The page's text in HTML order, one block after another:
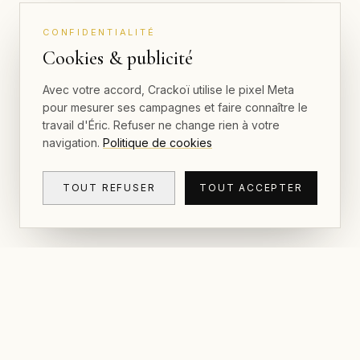
CONFIDENTIALITÉ
Cookies & publicité
Avec votre accord, Crackoï utilise le pixel Meta
pour mesurer ses campagnes et faire connaître le
travail d'Éric. Refuser ne change rien à votre
navigation. Politique de cookies
TOUT REFUSER TOUT ACCEPTER